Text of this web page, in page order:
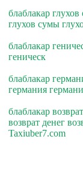
блаблакар
глухов сумы
блаблакар
геническ
блаблакар
германия
блаблакар
возврат денег
Taxiuber7.com